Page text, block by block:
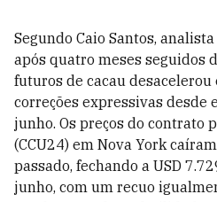
Segundo Caio Santos,
após quatro meses seguidos
futuros de cacau
correções expressivas desde
junho. Os preços do contrato
(CCU24) em Nova York
passado, fechando a USD
junho, com um recuo